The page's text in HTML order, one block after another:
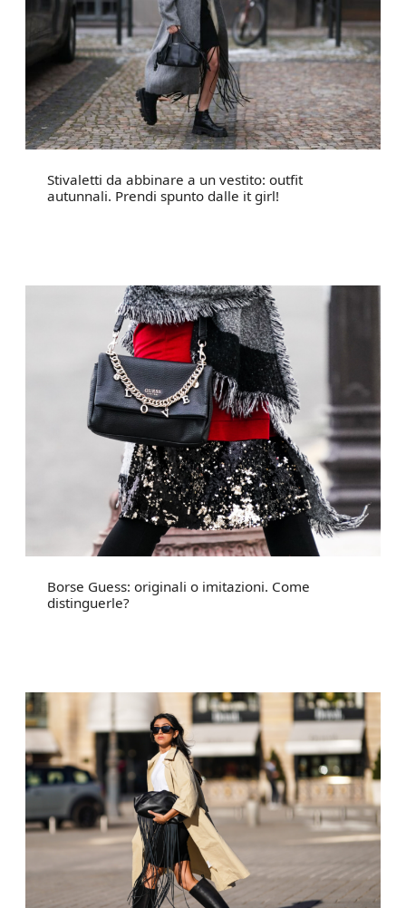
Stivaletti da abbinare a un vestito: outfit
autunnali. Prendi spunto dalle it girl!
Borse Guess: originali o imitazioni. Come
distinguerle?